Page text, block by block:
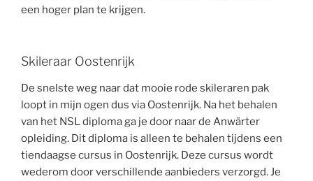
een hoger plan te krijgen.
Skileraar Oostenrijk
De snelste weg naar dat mooie rode skileraren pak
loopt in mijn ogen dus via Oostenrijk. Na het behalen
van het NSL diploma ga je door naar de Anwärter
opleiding. Dit diploma is alleen te behalen tijdens een
tiendaagse cursus in Oostenrijk. Deze cursus wordt
wederom door verschillende aanbieders verzorgd. Je